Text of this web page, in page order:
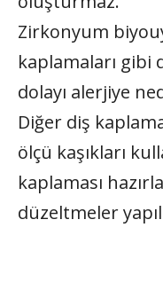
Zirkonyum
kaplamaları gibi
dolayı alerjiye
Diğer diş
ölçü kaşıkları
kaplaması
düzeltmeler